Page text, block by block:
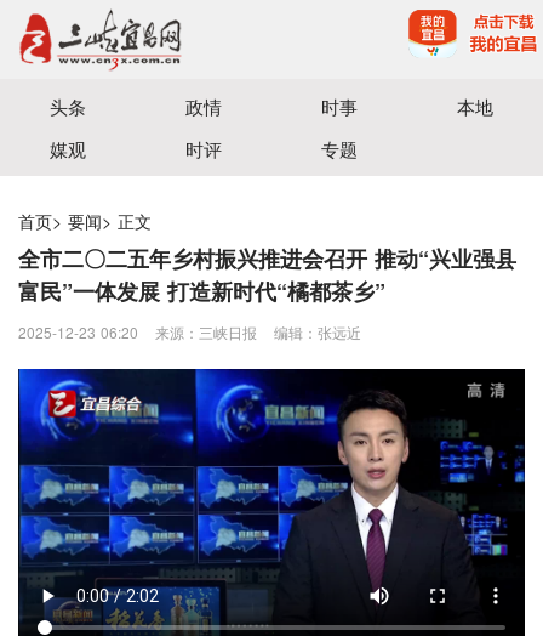
宜昌三峡融媒体中心主办
头条 政情 时事
本地
媒观
时评 专题
首页> 要闻> 正文
全市二〇二五年乡村振兴推进会召开 推动“兴业强县
富民”一体发展 打造新时代“橘都茶乡”
2025-12-23 06:20 来源：三峡日报 编辑：张远近